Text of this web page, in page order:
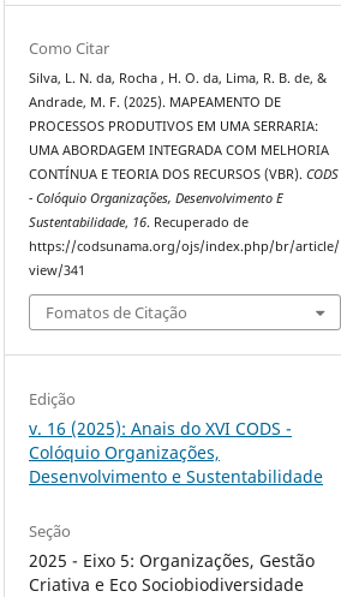
Como Citar
Silva, L. N. da, Rocha , H. O. da, Lima, R. B. de, &
Andrade, M. F. (2025). MAPEAMENTO DE
PROCESSOS PRODUTIVOS EM UMA SERRARIA:
UMA ABORDAGEM INTEGRADA COM MELHORIA
CONTÍNUA E TEORIA DOS RECURSOS (VBR).CODS
- Colóquio Organizações, Desenvolvimento E
Sustentabilidade, 16. Recuperado de
https://codsunama.org/ojs/index.php/br/article/
view/341
Fomatos de Citação
Edição
v. 16 (2025): Anais do XVI CODS -
Colóquio Organizações,
Desenvolvimento e Sustentabilidade
Seção
2025 - Eixo 5: Organizações, Gestão
Criativa e Eco Sociobiodiversidade